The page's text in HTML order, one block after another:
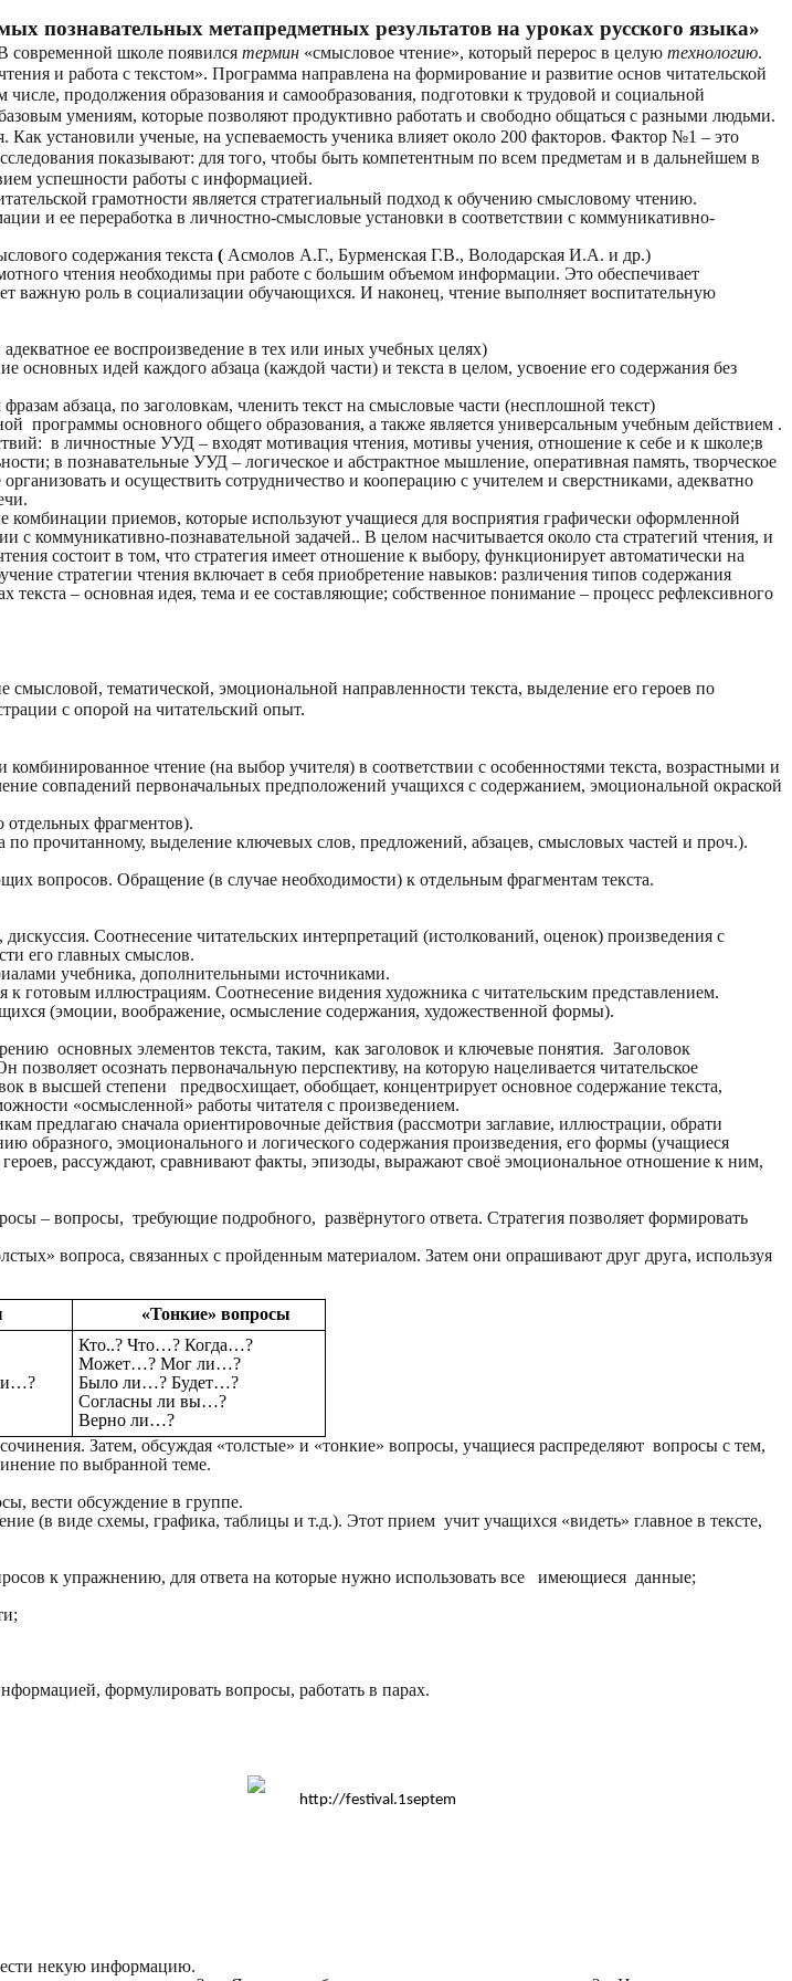
познавательных метапредметных результатов на уроках русского языка»
школе появился термин «смысловое чтение», который перерос в целую технологию.
и работа с текстом». Программа направлена на формирование и развитие основ читательской
продолжения образования и самообразования, подготовки к трудовой и социальной
умениям, которые позволяют продуктивно работать и свободно общаться с разными людьми.
Как установили ученые, на успеваемость ученика влияет около 200 факторов. Фактор №1 – это
показывают: для того, чтобы быть компетентным по всем предметам и в дальнейшем в
успешности работы с информацией.
грамотности является стратегиальный подход к обучению смысловому чтению.
и ее переработка в личностно-смысловые установки в соответствии с коммуникативно-
содержания текста (Асмолов А.Г., Бурменская Г.В., Володарская И.А. и др.)
чтения необходимы при работе с большим объемом информации. Это обеспечивает
важную роль в социализации обучающихся. И наконец, чтение выполняет воспитательную
ее воспроизведение в тех или иных учебных целях)
основных идей каждого абзаца (каждой части) и текста в целом, усвоение его содержания без
абзаца, по заголовкам, членить текст на смысловые части (несплошной текст)
программы основного общего образования, а также является универсальным учебным действием .
в личностные УУД – входят мотивация чтения, мотивы учения, отношение к себе и к школе;в
в познавательные УУД – логическое и абстрактное мышление, оперативная память, творческое
и осуществить сотрудничество и кооперацию с учителем и сверстниками, адекватно
комбинации приемов, которые используют учащиеся для восприятия графически оформленной
коммуникативно-познавательной задачей.. В целом насчитывается около ста стратегий чтения, и
состоит в том, что стратегия имеет отношение к выбору, функционирует автоматически на
стратегии чтения включает в себя приобретение навыков: различения типов содержания
– основная идея, тема и ее составляющие; собственное понимание – процесс рефлексивного
тематической, эмоциональной направленности текста, выделение его героев по
с опорой на читательский опыт.
чтение (на выбор учителя) в соответствии с особенностями текста, возрастными и
совпадений первоначальных предположений учащихся с содержанием, эмоциональной окраской
отдельных фрагментов).
по прочитанному, выделение ключевых слов, предложений, абзацев, смысловых частей и проч.).
вопросов. Обращение (в случае необходимости) к отдельным фрагментам текста.
Соотнесение читательских интерпретаций (истолкований, оценок) произведения с
его главных смыслов.
учебника, дополнительными источниками.
готовым иллюстрациям. Соотнесение видения художника с читательским представлением.
(эмоции, воображение, осмысление содержания, художественной формы).
основных элементов текста, таким, как заголовок и ключевые понятия. Заголовок
осознать первоначальную перспективу, на которую нацеливается читательское
в высшей степени предвосхищает, обобщает, концентрирует основное содержание текста,
«осмысленной» работы читателя с произведением.
предлагаю сначала ориентировочные действия (рассмотри заглавие, иллюстрации, обрати
образного, эмоционального и логического содержания произведения, его формы (учащиеся
рассуждают, сравнивают факты, эпизоды, выражают своё эмоциональное отношение к ним,
– вопросы, требующие подробного, развёрнутого ответа. Стратегия позволяет формировать
вопроса, связанных с пройденным материалом. Затем они опрашивают друг друга, используя
«Тонкие» вопросы
Кто..? Что…? Когда…?
Может…? Мог ли…?
Было ли…? Будет…?
Согласны ли вы…?
Верно ли…?
Затем, обсуждая «толстые» и «тонкие» вопросы, учащиеся распределяют вопросы с тем,
по выбранной теме.
вести обсуждение в группе.
(в виде схемы, графика, таблицы и т.д.). Этот прием учит учащихся «видеть» главное в тексте,
к упражнению, для ответа на которые нужно использовать все имеющиеся данные;
формулировать вопросы, работать в парах.
некую информацию.